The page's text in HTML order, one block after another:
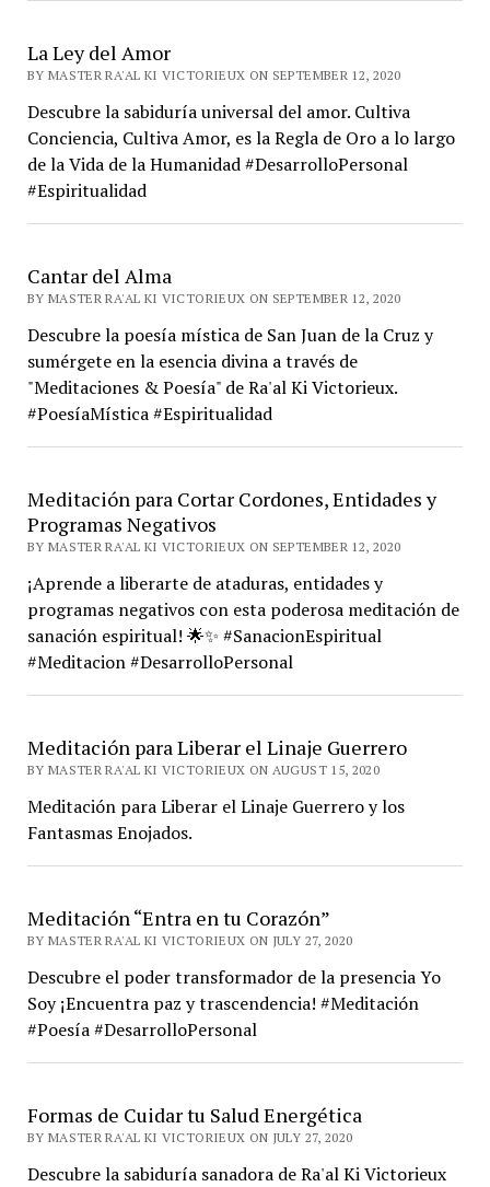
La Ley del Amor
BY MASTER RA'AL KI VICTORIEUX ON SEPTEMBER 12, 2020
Descubre la sabiduría universal del amor. Cultiva
Conciencia, Cultiva Amor, es la Regla de Oro a lo largo
de la Vida de la Humanidad #DesarrolloPersonal
#Espiritualidad
Cantar del Alma
BY MASTER RA'AL KI VICTORIEUX ON SEPTEMBER 12, 2020
Descubre la poesía mística de San Juan de la Cruz y
sumérgete en la esencia divina a través de
"Meditaciones & Poesía" de Ra'al Ki Victorieux.
#PoesíaMística #Espiritualidad
Meditación para Cortar Cordones, Entidades y
Programas Negativos
BY MASTER RA'AL KI VICTORIEUX ON SEPTEMBER 12, 2020
¡Aprende a liberarte de ataduras, entidades y
programas negativos con esta poderosa meditación de
sanación espiritual! 🌟✨ #SanacionEspiritual
#Meditacion #DesarrolloPersonal
Meditación para Liberar el Linaje Guerrero
BY MASTER RA'AL KI VICTORIEUX ON AUGUST 15, 2020
Meditación para Liberar el Linaje Guerrero y los
Fantasmas Enojados.
Meditación “Entra en tu Corazón”
BY MASTER RA'AL KI VICTORIEUX ON JULY 27, 2020
Descubre el poder transformador de la presencia Yo
Soy ¡Encuentra paz y trascendencia! #Meditación
#Poesía #DesarrolloPersonal
Formas de Cuidar tu Salud Energética
BY MASTER RA'AL KI VICTORIEUX ON JULY 27, 2020
Descubre la sabiduría sanadora de Ra'al Ki Victorieux